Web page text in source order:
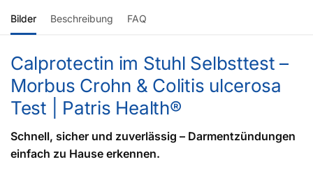
Bilder Beschreibung FAQ
Calprotectin im Stuhl Selbsttest –
Morbus Crohn & Colitis ulcerosa
Test | Patris Health®
Schnell, sicher und zuverlässig – Darmentzündungen
einfach zu Hause erkennen.